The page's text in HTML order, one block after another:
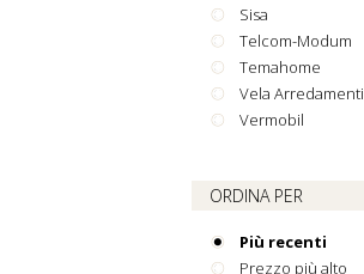
Sisa
Telcom-Modum
Temahome
Vela Arredamenti
Vermobil
ORDINA PER
Più recenti
Prezzo più alto